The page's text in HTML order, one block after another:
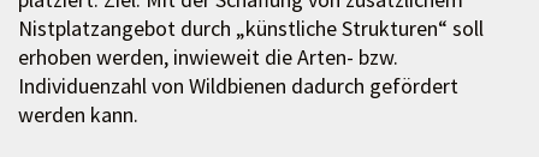
Nistplatzangebot durch „künstliche Strukturen“ soll
erhoben werden, inwieweit die Arten- bzw.
Individuenzahl von Wildbienen dadurch gefördert
werden kann.